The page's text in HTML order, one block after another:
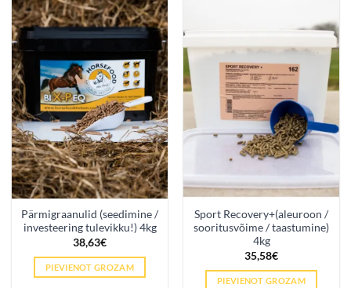
Pärmigraanulid (seedimine /
investeering tulevikku!) 4kg
38,63€
PIEVIENOT GROZAM
Sport Recovery+(aleuroon /
sooritusvõime / taastumine)
4kg
35,58€
PIEVIENOT GROZAM